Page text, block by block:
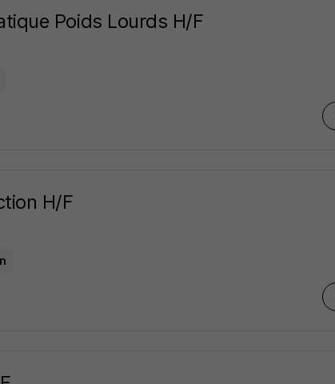
Poids Lourds H/F
H/F